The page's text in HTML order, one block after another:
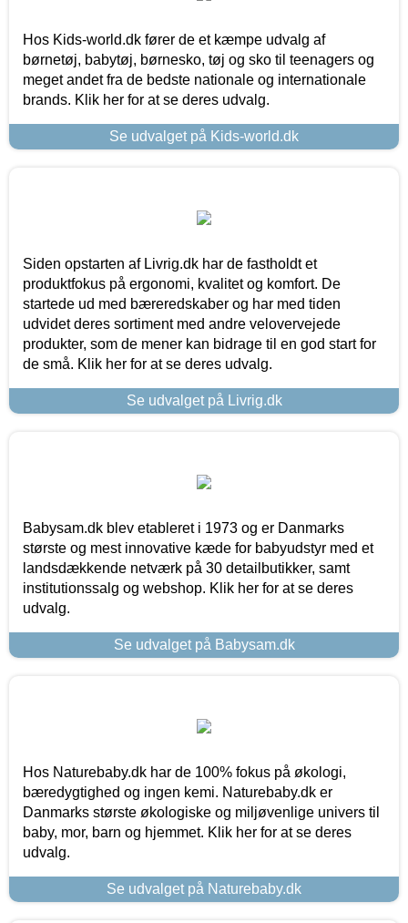
Hos Kids-world.dk fører de et kæmpe udvalg af
børnetøj, babytøj, børnesko, tøj og sko til teenagers og
meget andet fra de bedste nationale og internationale
brands. Klik her for at se deres udvalg.
Se udvalget på Kids-world.dk
Siden opstarten af Livrig.dk har de fastholdt et
produktfokus på ergonomi, kvalitet og komfort. De
startede ud med bæreredskaber og har med tiden
udvidet deres sortiment med andre velovervejede
produkter, som de mener kan bidrage til en god start for
de små. Klik her for at se deres udvalg.
Se udvalget på Livrig.dk
Babysam.dk blev etableret i 1973 og er Danmarks
største og mest innovative kæde for babyudstyr med et
landsdækkende netværk på 30 detailbutikker, samt
institutionssalg og webshop. Klik her for at se deres
udvalg.
Se udvalget på Babysam.dk
Hos Naturebaby.dk har de 100% fokus på økologi,
bæredygtighed og ingen kemi. Naturebaby.dk er
Danmarks største økologiske og miljøvenlige univers til
baby, mor, barn og hjemmet. Klik her for at se deres
udvalg.
Se udvalget på Naturebaby.dk